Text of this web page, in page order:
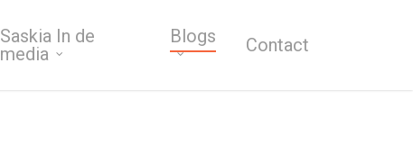
Saskia In de
media
Blogs Contact